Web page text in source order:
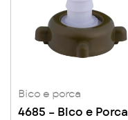
Bico e porca
4685 – Bico e Porca